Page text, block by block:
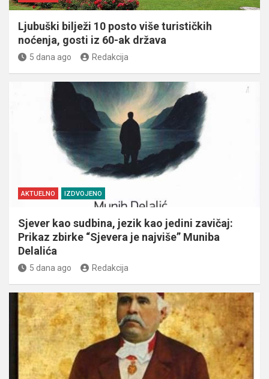
Ljubuški bilježi 10 posto više turističkih
noćenja, gosti iz 60-ak država
5 dana ago Redakcija
AKTUELNO IZDVOJENO
Sjever kao sudbina, jezik kao jedini zavičaj:
Prikaz zbirke “Sjevera je najviše” Muniba
Delalića
5 dana ago Redakcija